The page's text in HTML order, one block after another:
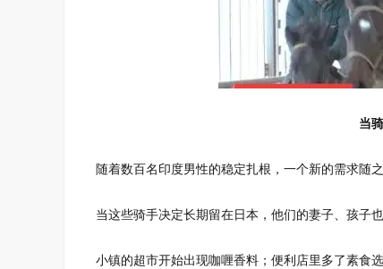
当
随着数百名印度男性的稳定扎根，一个新的需求随之
当这些骑手决定长期留在日本，他们的妻子、孩子
小镇的超市开始出现咖喱香料；便利店里多了素食